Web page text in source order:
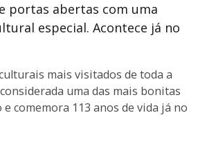
portas abertas com uma
especial. Acontece já no
mais visitados de toda a
uma das mais bonitas
comemora 113 anos de vida já no